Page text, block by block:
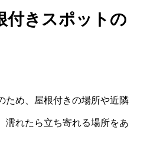
付きスポットの
ため、屋根付きの場所や近隣
濡れたら立ち寄れる場所をあ